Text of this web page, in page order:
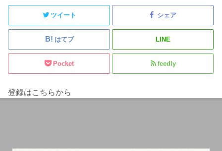
ツイート シェア
はてブ LINE
Pocket feedly
登録はこちらから